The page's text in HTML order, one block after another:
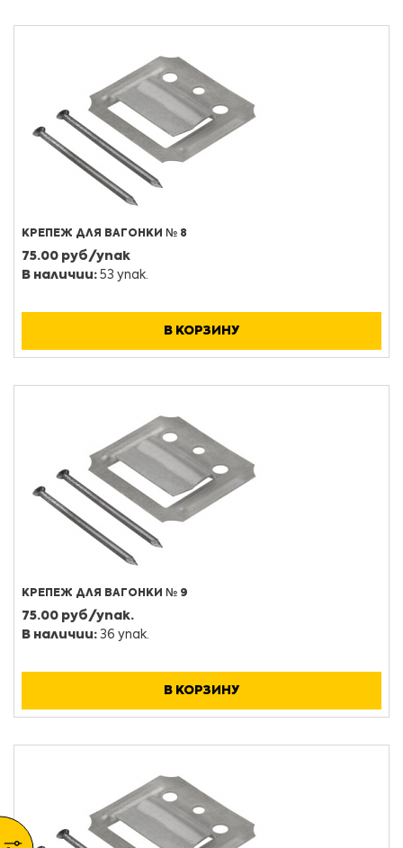
КРЕПЕЖ ДЛЯ ВАГОНКИ № 8
75.00 руб/упак
В наличии: 53 упак.
В КОРЗИНУ
КРЕПЕЖ ДЛЯ ВАГОНКИ № 9
75.00 руб/упак.
В наличии: 36 упак.
В КОРЗИНУ